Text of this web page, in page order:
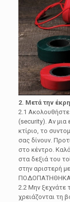
2. Μετά την
2.1 Ακολουθήστε
(security). Αν μια
κτίριο, το
σας δίνουν.
στο κέντρο.
στα δεξιά του
στην αριστερή
2.2 Μην ξεχνάτε
χρειάζονται τη